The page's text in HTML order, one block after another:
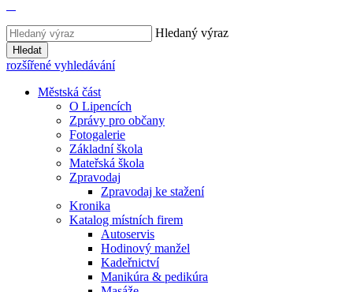
Hledaný výraz
Hledat
rozšířené vyhledávání
Městská část
O Lipencích
Zprávy pro občany
Fotogalerie
Základní škola
Mateřská škola
Zpravodaj
Zpravodaj ke stažení
Kronika
Katalog místních firem
Autoservis
Hodinový manžel
Kadeřnictví
Manikúra & pedikúra